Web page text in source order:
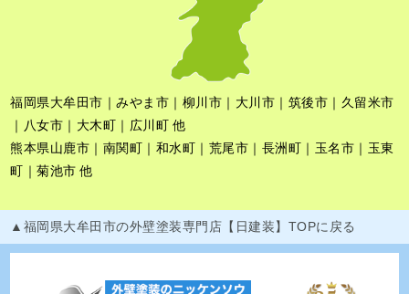
福岡県大牟田市｜みやま市｜柳川市｜大川市｜筑後市｜久留米市
｜八女市｜大木町｜広川町 他
熊本県山鹿市｜南関町｜和水町｜荒尾市｜長洲町｜玉名市｜玉東
町｜菊池市 他
▲福岡県大牟田市の外壁塗装専門店【日建装】TOPに戻る